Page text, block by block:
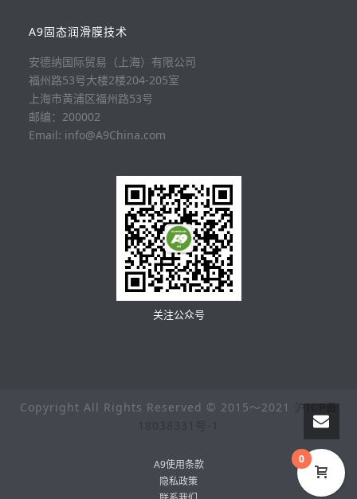
A9固态润滑膜技术
安德纳国际贸易（上海）有限公司
福州路53号大楼2楼204-205室
上海市黄浦区福州路53号
邮编：200002
Email: info@A9China.com
关注公众号
Copyright All Rights Reserved © 2015～2021 沪ICP备
18038331号-1
A9使用条款
隐私政策
0